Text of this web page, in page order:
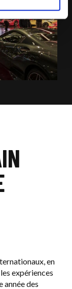
en
expériences
année des